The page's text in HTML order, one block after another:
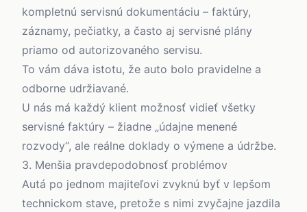
kompletnú servisnú dokumentáciu – faktúry,
záznamy, pečiatky, a často aj servisné plány
priamo od autorizovaného servisu.
To vám dáva istotu, že auto bolo pravidelne a
odborne udržiavané.
U nás má každý klient možnosť vidieť všetky
servisné faktúry – žiadne „údajne menené
rozvody“, ale reálne doklady o výmene a údržbe.
3. Menšia pravdepodobnosť problémov
Autá po jednom majiteľovi zvyknú byť v lepšom
technickom stave, pretože s nimi zvyčajne jazdila